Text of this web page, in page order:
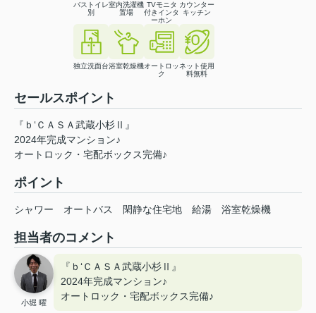
バストイレ
別
室内洗濯機
置場
TVモニタ
付きインタ
ーホン
カウンター
キッチン
独立洗面台浴室乾燥機オートロッ
ク
ネット使用
料無料
セールスポイント
『ｂ‘ＣＡＳＡ武蔵小杉Ⅱ』
2024年完成マンション♪
オートロック・宅配ボックス完備♪
ポイント
シャワー オートバス 閑静な住宅地 給湯 浴室乾燥機
担当者のコメント
小堀 曜
『ｂ‘ＣＡＳＡ武蔵小杉Ⅱ』
2024年完成マンション♪
オートロック・宅配ボックス完備♪